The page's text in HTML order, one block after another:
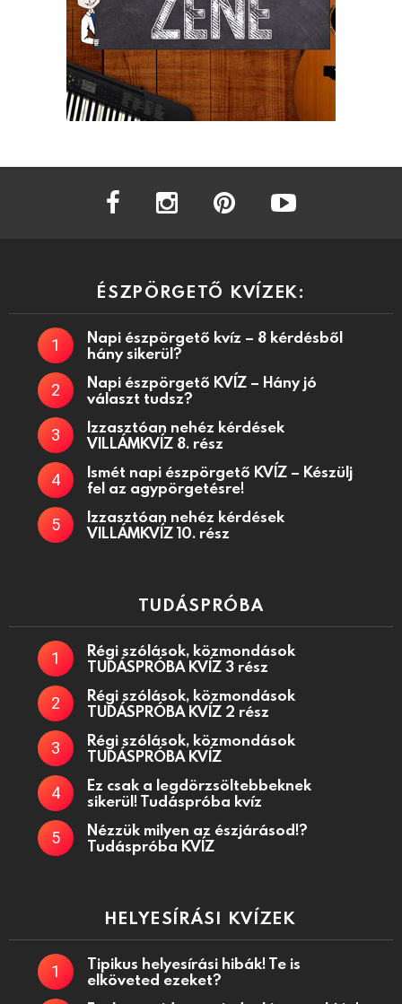
facebook instagram
ÉSZPÖRGETŐ KVÍZEK:
Napi észpörgető kvíz – 8 kérdésből
hány sikerül?
Napi észpörgető KVÍZ – Hány jó
választ tudsz?
Izzasztóan nehéz kérdések
VILLÁMKVÍZ 8. rész
Ismét napi észpörgető KVÍZ – Készülj
fel az agypörgetésre!
Izzasztóan nehéz kérdések
VILLÁMKVÍZ 10. rész
TUDÁSPRÓBA
Régi szólások, közmondások
TUDÁSPRÓBA KVÍZ 3 rész
Régi szólások, közmondások
TUDÁSPRÓBA KVÍZ 2 rész
Régi szólások, közmondások
TUDÁSPRÓBA KVÍZ
Ez csak a legdörzsöltebbeknek
sikerül! Tudáspróba kvíz
Nézzük milyen az észjárásod!?
Tudáspróba KVÍZ
HELYESÍRÁSI KVÍZEK
Tipikus helyesírási hibák! Te is
elköveted ezeket?